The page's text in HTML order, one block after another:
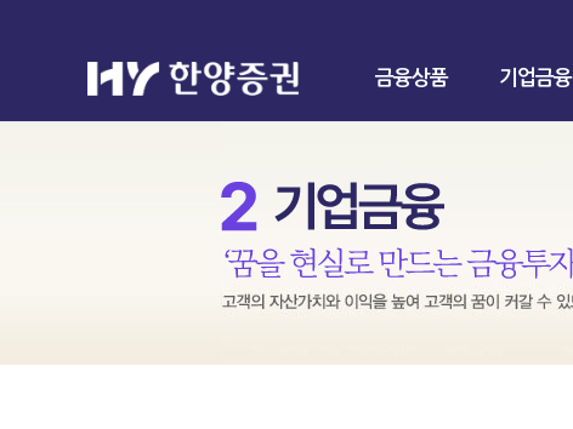
금융상품 기업금융